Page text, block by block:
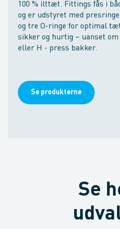
100 % ilttæt. Fittings fås i
og er udstyret med
og tre O-ringe for optimal
sikker og hurtig – uanset om
eller H - press bakker.
Se produkterne
Se